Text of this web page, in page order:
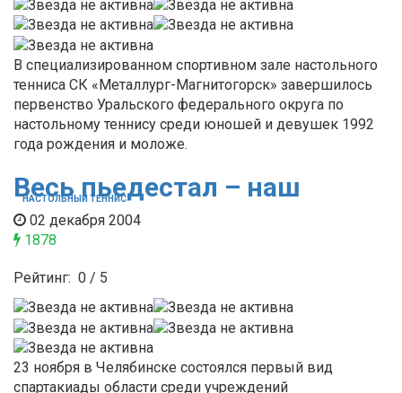
В специализированном спортивном зале настольного
тенниса СК «Металлург-Магнитогорск» завершилось
первенство Уральского федерального округа по
настольному теннису среди юношей и девушек 1992
года рождения и моложе.
НАСТОЛЬНЫЙ ТЕННИС
Весь пьедестал – наш
02 декабря 2004
1878
Рейтинг: 0 / 5
23 ноября в Челябинске состоялся первый вид
спартакиады области среди учреждений